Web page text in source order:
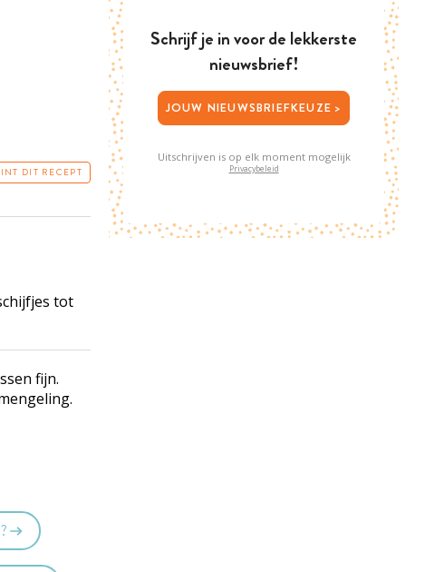
DIT RECEPT
tot
fijn.
Schrijf je in voor de lekkerste
nieuwsbrief!
JOUW NIEUWSBRIEFKEUZE >
Uitschrijven is op elk moment mogelijk
Privacybeleid